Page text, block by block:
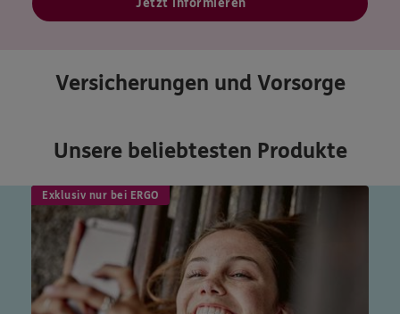
Jetzt informieren
Versicherungen und Vorsorge
Unsere beliebtesten Produkte
Exklusiv nur bei ERGO